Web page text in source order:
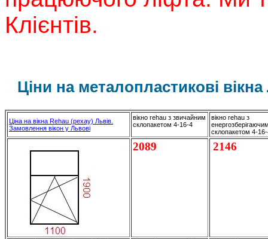
Клієнтів.
Ціни на металопластикові
Ціна на вікна Rehau (рехау) Львів.
Замовлення вікон у Львові
вікно rehau з звичайним
склопакетом 4-16-4
вікно rehau з
склопакетом 4-
2089 2146